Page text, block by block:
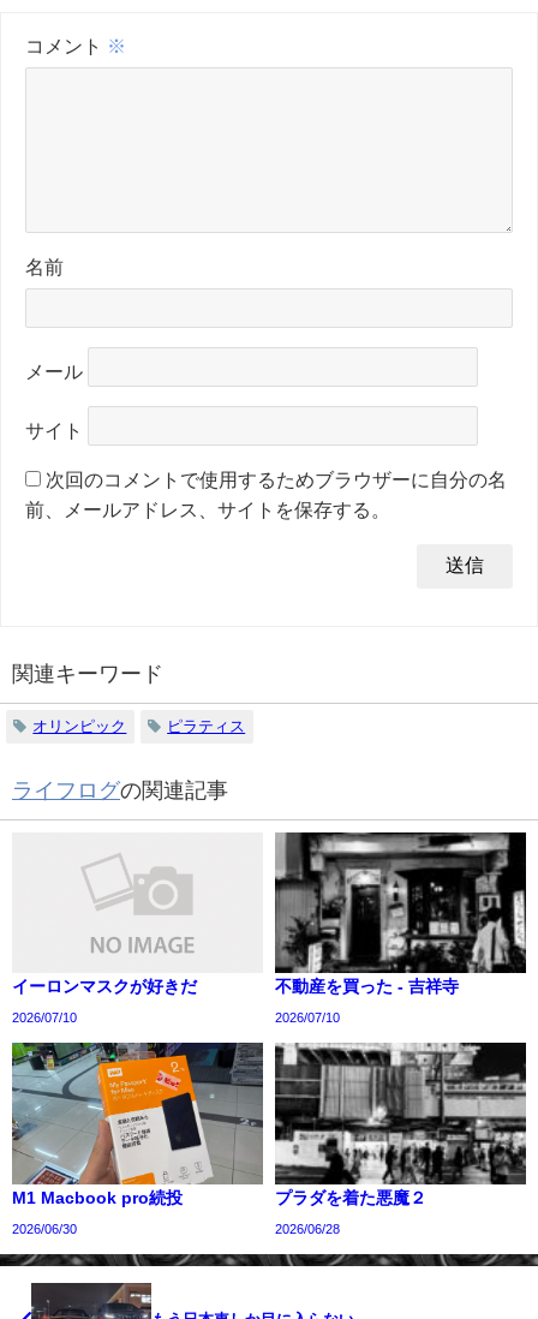
コメント ※
名前
メール
サイト
次回のコメントで使用するためブラウザーに自分の名
前、メールアドレス、サイトを保存する。
関連キーワード
オリンピック ピラティス
ライフログの関連記事
イーロンマスクが好きだ
2026/07/10
不動産を買った - 吉祥寺
2026/07/10
M1 Macbook pro続投
2026/06/30
プラダを着た悪魔２
2026/06/28